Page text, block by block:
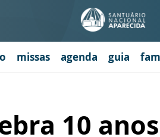
missas agenda guia
10